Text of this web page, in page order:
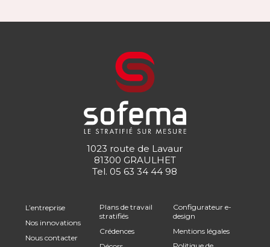
1023 route de Lavaur
81300 GRAULHET
Tel. 05 63 34 44 98
L’entreprise
Nos innovations
Nous contacter
Plans de travail
stratifiés
Crédences
Configurateur e-
design
Mentions légales